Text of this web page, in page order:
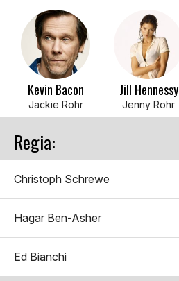
Kevin Bacon
Jackie Rohr
Jill Hennessy
Jenny Rohr
Regia:
Christoph Schrewe
Hagar Ben-Asher
Ed Bianchi